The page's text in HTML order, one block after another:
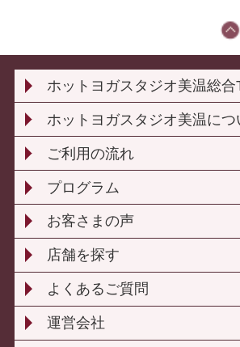
ホットヨガスタジオ美温総合
ホットヨガスタジオ美温につ
ご利用の流れ
プログラム
お客さまの声
店舗を探す
よくあるご質問
運営会社